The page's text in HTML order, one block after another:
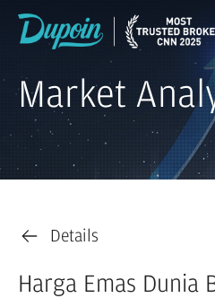
Market
Details
Harga Emas Dunia